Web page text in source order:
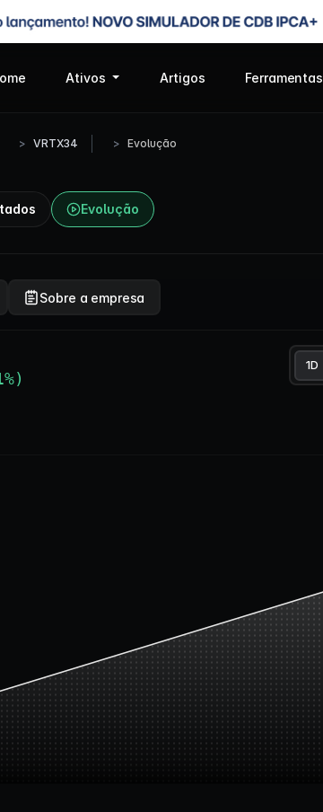
Ativos Artigos Ferramentas
VRTX34 Evolução
Evolução
Sobre a empresa
1D